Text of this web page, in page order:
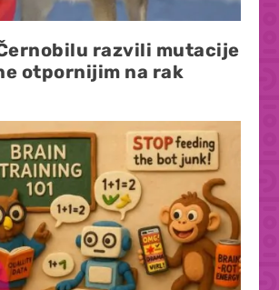
razvili mutacije
otpornijim na rak